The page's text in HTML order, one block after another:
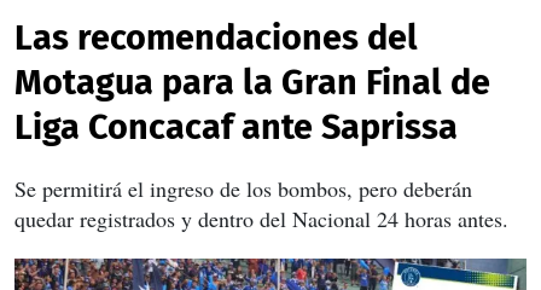
Las recomendaciones del
Motagua para la Gran Final de
Liga Concacaf ante Saprissa
Se permitirá el ingreso de los bombos, pero deberán
quedar registrados y dentro del Nacional 24 horas antes.